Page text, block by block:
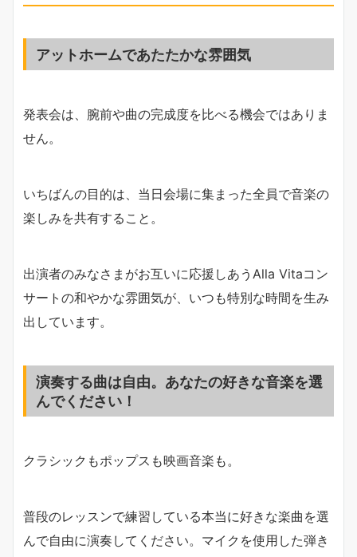
アットホームであたたかな雰囲気
発表会は、腕前や曲の完成度を比べる機会ではありま
せん。
いちばんの目的は、当日会場に集まった全員で音楽の
楽しみを共有すること。
出演者のみなさまがお互いに応援しあうAlla Vitaコン
サートの和やかな雰囲気が、いつも特別な時間を生み
出しています。
演奏する曲は自由。あなたの好きな音楽を選
んでください！
クラシックもポップスも映画音楽も。
普段のレッスンで練習している本当に好きな楽曲を選
んで自由に演奏してください。マイクを使用した弾き